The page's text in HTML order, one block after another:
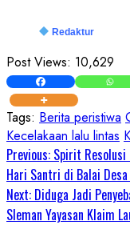
Redaktur
Post Views: 10,629
Tags: Berita peristiwa
Kecelakaan lalu lintas
Continue
Reading
Previous: Spirit Resolusi
Hari Santri di Balai
Next: Diduga Jadi
Sleman Yayasan Klaim